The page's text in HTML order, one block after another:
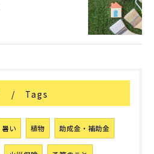
Tags
暑い 植物 助成金・補助金